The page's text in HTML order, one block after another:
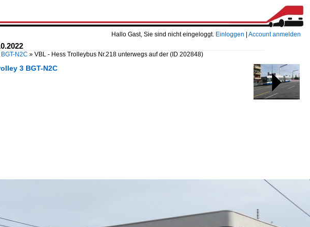
Hallo Gast, Sie sind nicht eingeloggt. Einloggen Account anmelden
N2C » VBL - Hess Trolleybus Nr.218 unterwegs auf der (ID 202848)
3 BGT-N2C